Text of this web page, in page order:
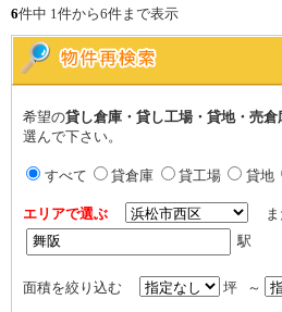
6件中 1件から6件まで表示
希望の貸し倉庫・貸し工場・貸地・売倉
選んで下さい。
すべて 貸倉庫 貸工場 貸地
エリアで選ぶ ま
駅
面積を絞り込む 坪 ～